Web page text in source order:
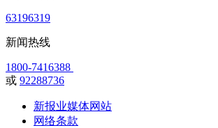
63196319
新闻热线
1800-7416388
或 92288736
新报业媒体网站
网络条款